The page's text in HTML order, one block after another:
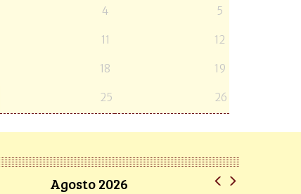
4 5
11 12
18 19
25 26
Agosto 2026